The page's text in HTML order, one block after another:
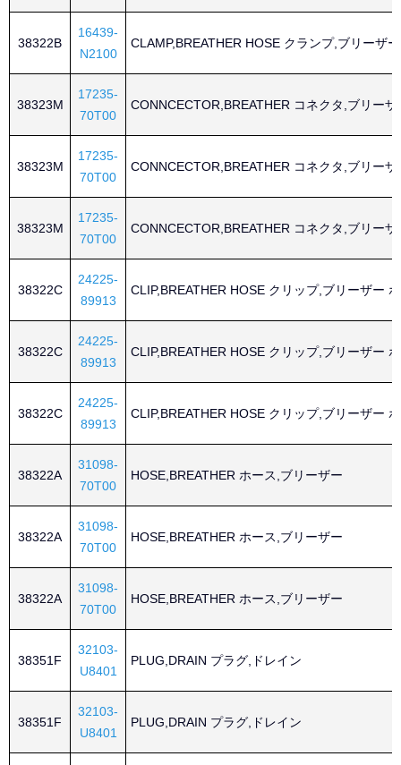
38322B
16439-
N2100
CLAMP,BREATHER HOSE クランプ,ブリーザ
38323M
17235-
70T00
CONNCECTOR,BREATHER コネクタ,ブリーザ
38323M
17235-
70T00
CONNCECTOR,BREATHER コネクタ,ブリーザ
38323M
17235-
70T00
CONNCECTOR,BREATHER コネクタ,ブリーザ
38322C
24225-
89913
CLIP,BREATHER HOSE クリップ,ブリーザー
38322C
24225-
89913
CLIP,BREATHER HOSE クリップ,ブリーザー
38322C
24225-
89913
CLIP,BREATHER HOSE クリップ,ブリーザー
38322A
31098-
70T00
HOSE,BREATHER ホース,ブリーザー
38322A
31098-
70T00
HOSE,BREATHER ホース,ブリーザー
38322A
31098-
70T00
HOSE,BREATHER ホース,ブリーザー
38351F
32103-
U8401
PLUG,DRAIN プラグ,ドレイン
38351F
32103-
U8401
PLUG,DRAIN プラグ,ドレイン